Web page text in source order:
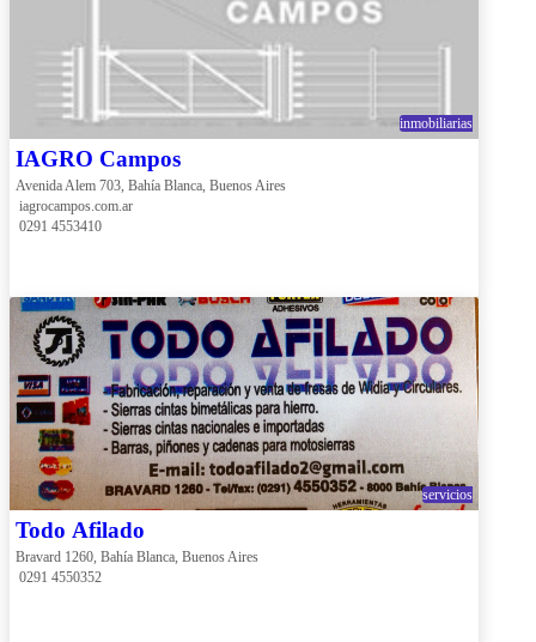
inmobiliarias
IAGRO Campos
Avenida Alem 703, Bahía Blanca, Buenos Aires
iagrocampos.com.ar
0291 4553410
servicios
Todo Afilado
Bravard 1260, Bahía Blanca, Buenos Aires
0291 4550352